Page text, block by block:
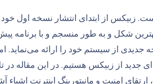
زبیکس از ابتدای انتشار نسخه اول
شکل و به طور منسجم و با برنامه
خود تقریبا هر ۶ ماه نسخه جدیدی از سیستم خود را
جدید از زبیکس هستیم. در این مقاله در
امنیت و مانیتورینگ اینترنت اشیاء